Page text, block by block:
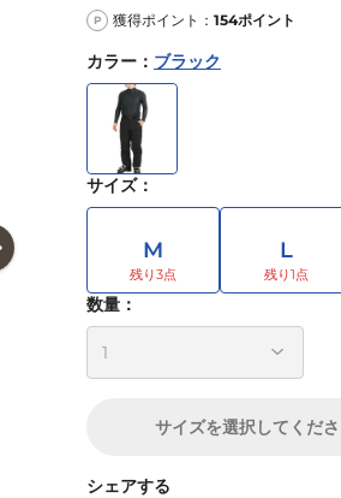
P 獲得ポイント： 154ポイント
カラー ： ブラック
サイズ：
M L
数量：
サイズを選択してくだ
シェアする